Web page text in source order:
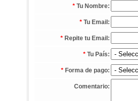
* Tu Nombre:
* Tu Email:
* Repite tu Email:
* Tu País:
* Forma de pago:
Comentario: